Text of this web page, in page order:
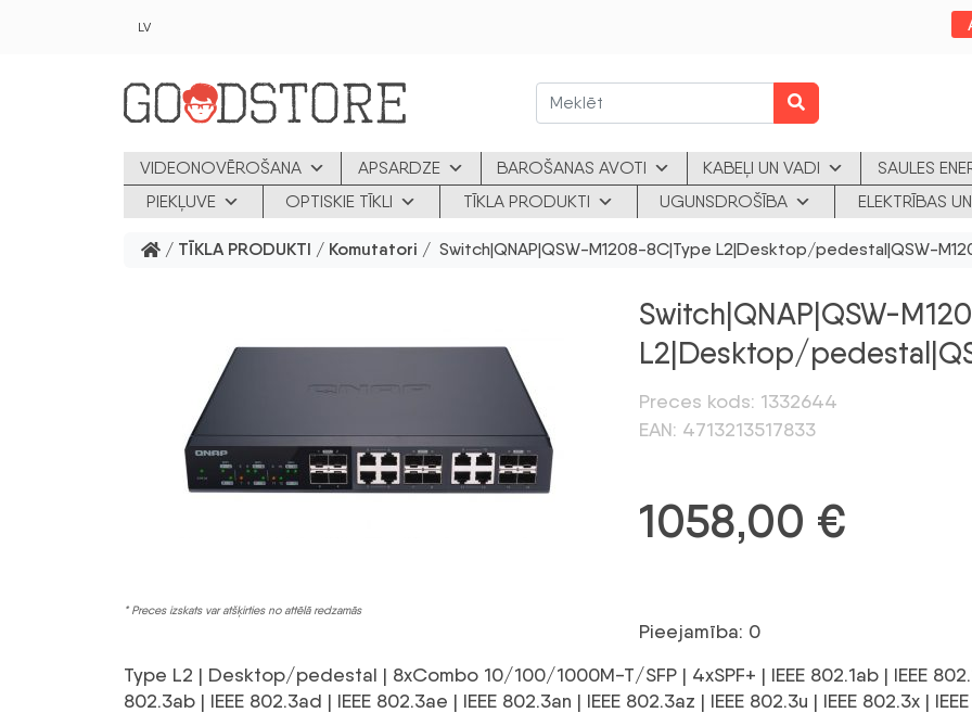
LV
VIDEONOVĒROŠANA APSARDZE BAROŠANAS AVOTI KABEĻI UN VADI SAULES
PIEKĻUVE
OPTISKIE TĪKLI TĪKLA PRODUKTI UGUNSDROŠĪBA ELEKTRĪBAS
/ TĪKLA PRODUKTI / Komutatori / Switch|QNAP|QSW-M1208-8C|Type L2|Desktop/pedestal|QSW-
* Preces izskats var atšķirties no attēlā redzamās
Switch|QNAP|QSW-
L2|Desktop/
Preces kods: 1332644
EAN: 4713213517833
1058,00 €
Pieejamība: 0
Type L2 | Desktop/pedestal | 8xCombo 10/100/1000M-T/SFP | 4xSPF+ | IEEE 802.1ab | IEEE
802.3ab | IEEE 802.3ad | IEEE 802.3ae | IEEE 802.3an | IEEE 802.3az | IEEE 802.3u | IEEE 802.3x |